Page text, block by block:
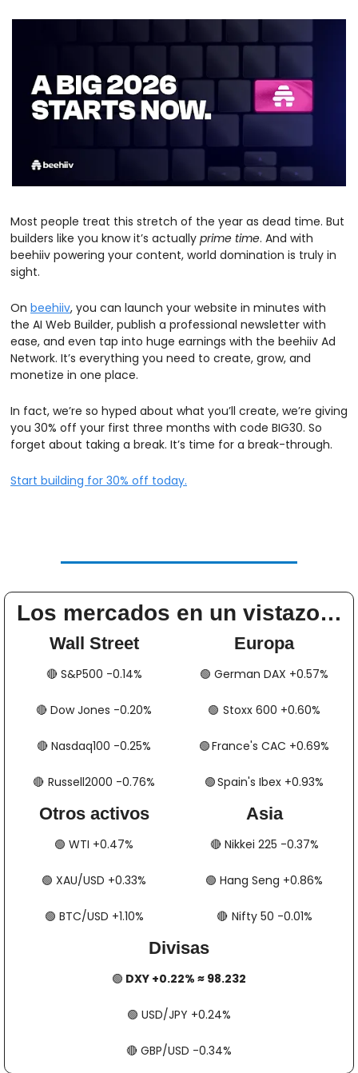
Most people treat this stretch of the year as dead time. But
builders like you know it’s actually prime time. And with
beehiiv powering your content, world domination is truly in
sight.
On beehiiv, you can launch your website in minutes with
the AI Web Builder, publish a professional newsletter with
ease, and even tap into huge earnings with the beehiiv Ad
Network. It’s everything you need to create, grow, and
monetize in one place.
In fact, we’re so hyped about what you’ll create, we’re giving
you 30% off your first three months with code BIG30. So
forget about taking a break. It’s time for a break-through.
Start building for 30% off today.
Los mercados en un vistazo…
Wall Street
🔴​​​​ S&P500 -0.14%
🔴 ​​​​ Dow Jones -0.20%
🔴 ​​​​ Nasdaq100 -0.25%
🔴 ​​​  Russell2000 -0.76%
Otros activos
🟢 ​​​​ WTI +0.47%
🟢 ​​​​ XAU/USD +0.33%
🟢 ​​​​ BTC/USD +1.10%
Europa
🟢 ​​​​​​ German DAX +0.57%
🟢 ​​​​​​​​  Stoxx 600 +0.60%
🟢​​​​  France's CAC +0.69%
🟢​​​​​​​​  Spain's Ibex +0.93%
Asia
🔴​​​​ Nikkei 225 -0.37%
🟢 ​​​​ Hang Seng +0.86%
🔴​​​  Nifty 50 -0.01%
Divisas
🟢 DXY +0.22% ≈ 98.232
🟢 ​​​​ USD/JPY +0.24%
🔴 ​​​​ GBP/USD -0.34%